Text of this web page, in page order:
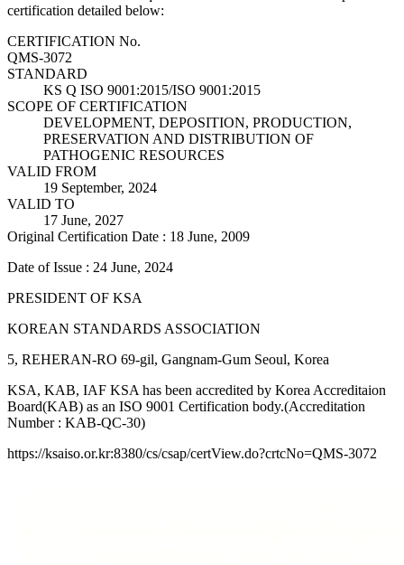
certification detailed below:
CERTIFICATION No.
QMS-3072
STANDARD
KS Q ISO 9001:2015/ISO 9001:2015
SCOPE OF CERTIFICATION
DEVELOPMENT, DEPOSITION, PRODUCTION,
PRESERVATION AND DISTRIBUTION OF
PATHOGENIC RESOURCES
VALID FROM
19 September, 2024
VALID TO
17 June, 2027
Original Certification Date : 18 June, 2009
Date of Issue : 24 June, 2024
PRESIDENT OF KSA
KOREAN STANDARDS ASSOCIATION
5, REHERAN-RO 69-gil, Gangnam-Gum Seoul, Korea
KSA, KAB, IAF KSA has been accredited by Korea Accreditaion
Board(KAB) as an ISO 9001 Certification body.(Accreditation
Number : KAB-QC-30)
https://ksaiso.or.kr:8380/cs/csap/certView.do?crtcNo=QMS-3072